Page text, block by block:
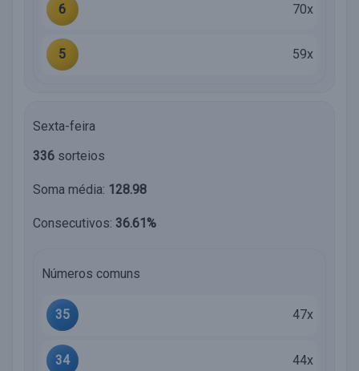
6 70x
5 59x
Sexta-feira
336 sorteios
Soma média: 128.98
Consecutivos: 36.61%
Números comuns
35 47x
34 44x